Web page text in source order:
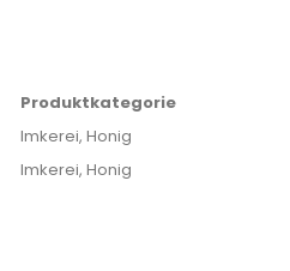
Produktkategorie
Imkerei, Honig
Imkerei, Honig